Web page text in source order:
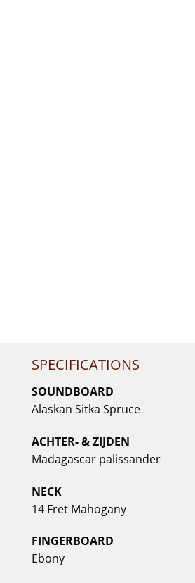
SPECIFICATIONS
SOUNDBOARD
Alaskan Sitka Spruce
ACHTER- & ZIJDEN
Madagascar palissander
NECK
14 Fret Mahogany
FINGERBOARD
Ebony